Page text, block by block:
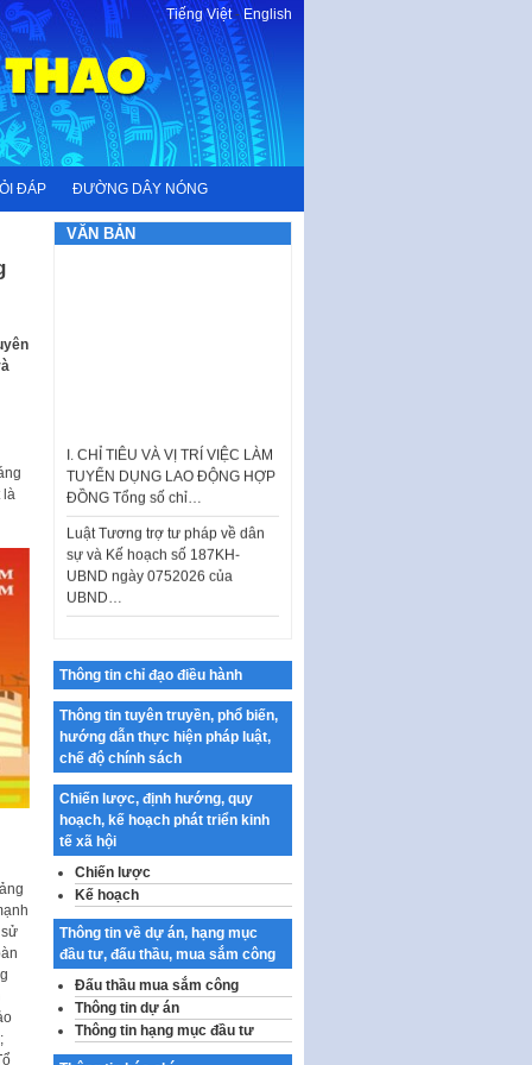
Tiếng Việt-English
ĐÁP ĐƯỜNG DÂY NÓNG
là
VĂN BẢN
TUYỂN DỤNG LAO ĐỘNG HỢP
ĐỒNG Tổng số chỉ…
Luật Tương trợ tư pháp về dân
sự và Kế hoạch số 187KH-
UBND ngày 0752026 của
UBND…
Ban hành Danh mục vị trí khai
Kế hoạch Tổ chức Cuộc thi
chính luận về bảo vệ nền tảng tư
tưởng của Đảng…
Công bố công khai dự toán kinh
phí xây dựng pháp luật, hoàn
thiện thể chế, chính…
Quy định về nghiên cứu, ứng
dụng khoa học, công nghệ, đổi
mới sáng tạo và chuyển…
Quy định chi tiết và hướng dẫn
thi hành một số điều của Luật Lý
lịch tư…
Sửa đổi, bổ sung một số nội
dung tại Nghị quyết số 30/NQ-
CP ngày 24 tháng 02…
Thông tin chỉ đạo điều hành
Thông tin tuyên truyền, phổ biến,
hướng dẫn thực hiện pháp luật,
chế độ chính sách
Chiến lược, định hướng, quy
hoạch, kế hoạch phát triển kinh
tế xã hội
Chiến lược
Kế hoạch
Thông tin về dự án, hạng mục
đầu tư, đấu thầu, mua sắm công
Đấu thầu mua sắm công
Thông tin dự án
Thông tin hạng mục đầu tư